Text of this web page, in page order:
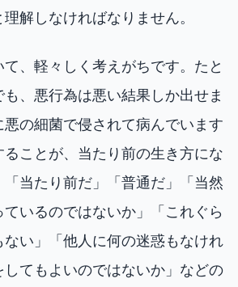
解しなければなりません。
、軽々しく考えがちです。たと
、悪行為は悪い結果しか出せま
の細菌で侵されて病んでいます
ことが、当たり前の生き方にな
当たり前だ」「普通だ」「当然
いるのではないか」「これぐら
い」「他人に何の迷惑もなけれ
てもよいのではないか」などの